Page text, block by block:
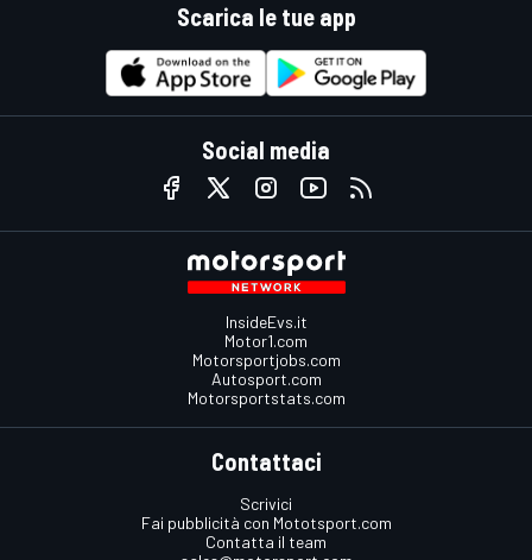
Scarica le tue app
Social media
InsideEvs.it
Motor1.com
Motorsportjobs.com
Autosport.com
Motorsportstats.com
Contattaci
Scrivici
Fai pubblicità con Mototsport.com
Contatta il team